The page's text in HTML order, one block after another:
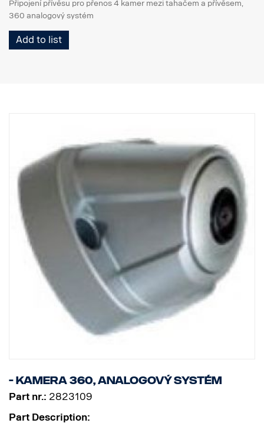
Připojení přívěsu pro přenos 4 kamer mezi tahačem a přívěsem,
360 analogový systém
Add to list
- Kamera 360, analogový systém
Part nr.: 2823109
Part Description: